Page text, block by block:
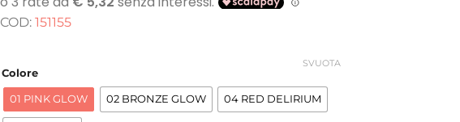
COD: 151155
Colore
01 PINK GLOW 02 BRONZE GLOW 04 RED DELIRIUM
SVUOTA